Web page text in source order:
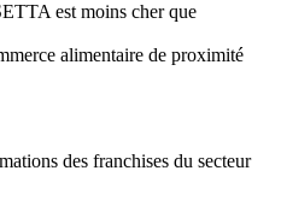
est moins cher que
alimentaire de proximité
des franchises du secteur